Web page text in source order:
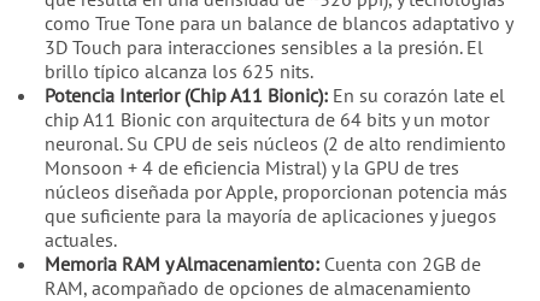
como True Tone para un balance de blancos adaptativo y
3D Touch para interacciones sensibles a la presión. El
brillo típico alcanza los 625 nits.
Potencia Interior (Chip A11 Bionic):En su corazón late el
chip A11 Bionic con arquitectura de 64 bits y un motor
neuronal. Su CPU de seis núcleos (2 de alto rendimiento
Monsoon + 4 de eficiencia Mistral) y la GPU de tres
núcleos diseñada por Apple, proporcionan potencia más
que suficiente para la mayoría de aplicaciones y juegos
actuales.
Memoria RAM y Almacenamiento:Cuenta con 2GB de
RAM, acompañado de opciones de almacenamiento